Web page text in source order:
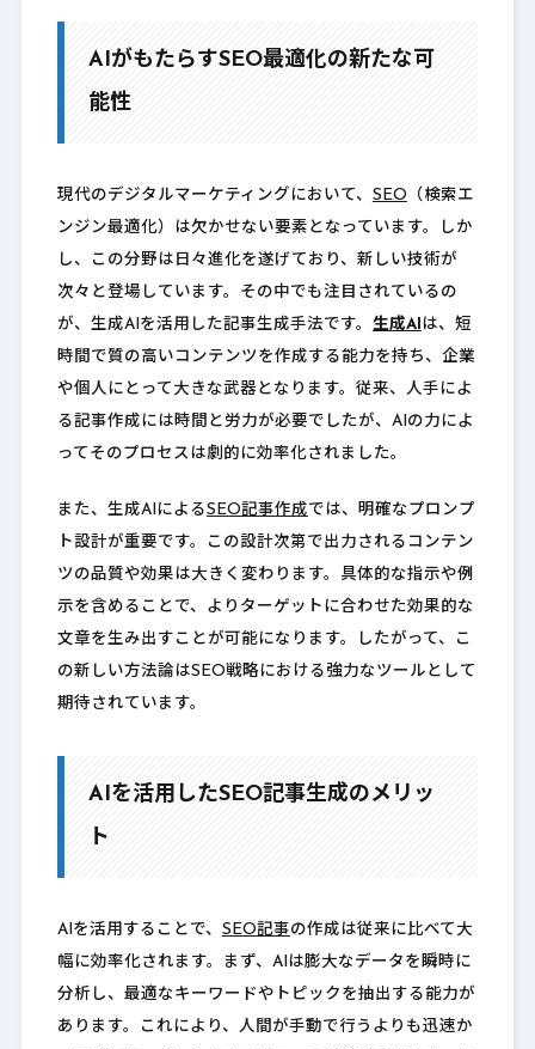
AIがもたらすSEO最適化の新たな可
能性
現代のデジタルマーケティングにおいて、 SEO （検索エ
ンジン最適化）は欠かせない要素となっています。しか
し、この分野は日々進化を遂げており、新しい技術が
次々と登場しています。その中でも注目されているの
が、生成AIを活用した記事生成手法です。 生成AI は、短
時間で質の高いコンテンツを作成する能力を持ち、企業
や個人にとって大きな武器となります。従来、人手によ
る記事作成には時間と労力が必要でしたが、AIの力によ
ってそのプロセスは劇的に効率化されました。
また、生成AIによるSEO記事作成では、明確なプロンプ
ト設計が重要です。この設計次第で出力されるコンテン
ツの品質や効果は大きく変わります。具体的な指示や例
示を含めることで、よりターゲットに合わせた効果的な
文章を生み出すことが可能になります。したがって、こ
の新しい方法論はSEO戦略における強力なツールとして
期待されています。
AIを活用したSEO記事生成のメリッ
ト
AIを活用することで、 SEO記事の作成は従来に比べて大
幅に効率化されます。まず、AIは膨大なデータを瞬時に
分析し、最適なキーワードやトピックを抽出する能力が
あります。これにより、人間が手動で行うよりも迅速か